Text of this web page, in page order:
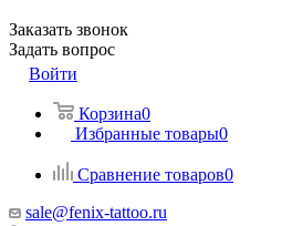
Заказать звонок
Задать вопрос
Войти
Корзина0
Избранные товары0
Сравнение товаров0
sale@fenix-tattoo.ru